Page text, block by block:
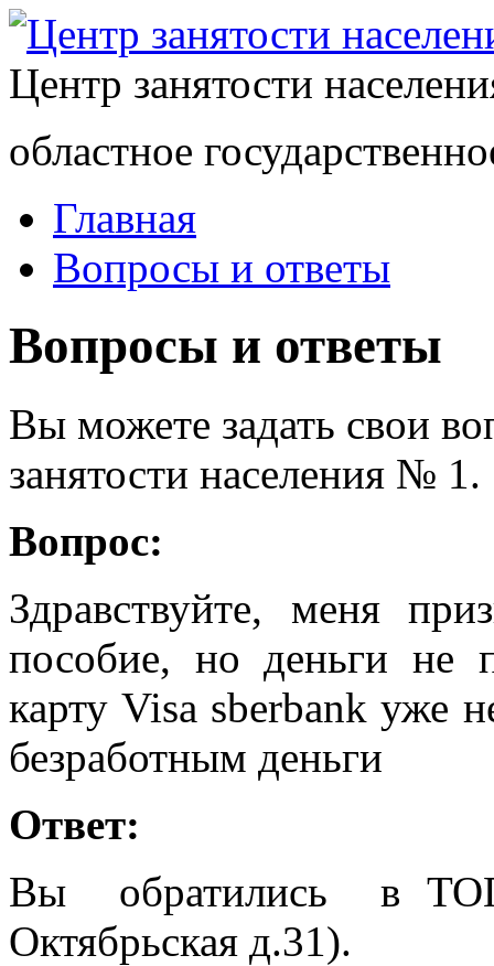
Центр занятости
областное
Главная
Вопросы и ответы
Вопросы и ответы
Вы можете задать свои
занятости населения № 1.
Вопрос:
Здравствуйте, меня
пособие, но деньги не
карту Visa sberbank уже
безработным деньги
Ответ:
Вы обратились в
Октябрьская д.31).